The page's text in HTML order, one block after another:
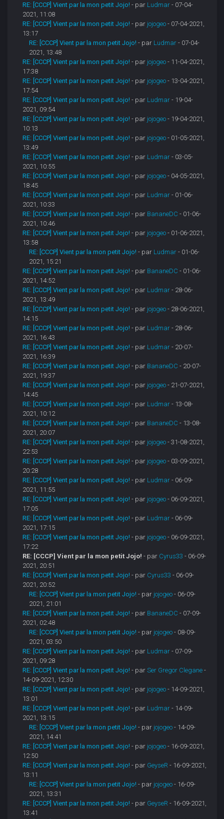
RE: [CCCP] Vient par la mon petit Jojo! - par Ludmar - 07-04-
2021, 11:08
RE: [CCCP] Vient par la mon petit Jojo! - par jojogeo - 07-04-2021,
13:17
RE: [CCCP] Vient par la mon petit Jojo! - par Ludmar - 07-04-
2021, 13:48
RE: [CCCP] Vient par la mon petit Jojo! - par jojogeo - 11-04-2021,
17:38
RE: [CCCP] Vient par la mon petit Jojo! - par jojogeo - 13-04-2021,
17:54
RE: [CCCP] Vient par la mon petit Jojo! - par Ludmar - 19-04-
2021, 09:54
RE: [CCCP] Vient par la mon petit Jojo! - par jojogeo - 19-04-2021,
10:13
RE: [CCCP] Vient par la mon petit Jojo! - par jojogeo - 01-05-2021,
13:49
RE: [CCCP] Vient par la mon petit Jojo! - par Ludmar - 03-05-
2021, 10:55
RE: [CCCP] Vient par la mon petit Jojo! - par jojogeo - 04-05-2021,
18:45
RE: [CCCP] Vient par la mon petit Jojo! - par Ludmar - 01-06-
2021, 10:33
RE: [CCCP] Vient par la mon petit Jojo! - par BananeDC - 01-06-
2021, 10:46
RE: [CCCP] Vient par la mon petit Jojo! - par jojogeo - 01-06-2021,
13:58
RE: [CCCP] Vient par la mon petit Jojo! - par Ludmar - 01-06-
2021, 15:21
RE: [CCCP] Vient par la mon petit Jojo! - par BananeDC - 01-06-
2021, 14:52
RE: [CCCP] Vient par la mon petit Jojo! - par Ludmar - 28-06-
2021, 13:49
RE: [CCCP] Vient par la mon petit Jojo! - par jojogeo - 28-06-2021,
14:15
RE: [CCCP] Vient par la mon petit Jojo! - par Ludmar - 28-06-
2021, 16:43
RE: [CCCP] Vient par la mon petit Jojo! - par Ludmar - 20-07-
2021, 16:39
RE: [CCCP] Vient par la mon petit Jojo! - par BananeDC - 20-07-
2021, 19:37
RE: [CCCP] Vient par la mon petit Jojo! - par jojogeo - 21-07-2021,
14:45
RE: [CCCP] Vient par la mon petit Jojo! - par Ludmar - 13-08-
2021, 10:12
RE: [CCCP] Vient par la mon petit Jojo! - par BananeDC - 13-08-
2021, 20:07
RE: [CCCP] Vient par la mon petit Jojo! - par jojogeo - 31-08-2021,
22:53
RE: [CCCP] Vient par la mon petit Jojo! - par jojogeo - 03-09-2021,
20:28
RE: [CCCP] Vient par la mon petit Jojo! - par Ludmar - 06-09-
2021, 11:55
RE: [CCCP] Vient par la mon petit Jojo! - par jojogeo - 06-09-2021,
17:05
RE: [CCCP] Vient par la mon petit Jojo! - par Ludmar - 06-09-
2021, 17:15
RE: [CCCP] Vient par la mon petit Jojo! - par jojogeo - 06-09-2021,
17:22
RE: [CCCP] Vient par la mon petit Jojo! - par Cyrus33 - 06-09-
2021, 20:51
RE: [CCCP] Vient par la mon petit Jojo! - par Cyrus33 - 06-09-
2021, 20:52
RE: [CCCP] Vient par la mon petit Jojo! - par jojogeo - 06-09-
2021, 21:01
RE: [CCCP] Vient par la mon petit Jojo! - par BananeDC - 07-09-
2021, 02:48
RE: [CCCP] Vient par la mon petit Jojo! - par jojogeo - 08-09-
2021, 03:50
RE: [CCCP] Vient par la mon petit Jojo! - par Ludmar - 07-09-
2021, 09:28
RE: [CCCP] Vient par la mon petit Jojo! - parSer Gregor Clegane -
14-09-2021, 12:30
RE: [CCCP] Vient par la mon petit Jojo! - par jojogeo - 14-09-2021,
13:01
RE: [CCCP] Vient par la mon petit Jojo! - par Ludmar - 14-09-
2021, 13:15
RE: [CCCP] Vient par la mon petit Jojo! - par jojogeo - 14-09-
2021, 14:41
RE: [CCCP] Vient par la mon petit Jojo! - par jojogeo - 16-09-2021,
12:50
RE: [CCCP] Vient par la mon petit Jojo! - par GeyseR - 16-09-2021,
13:11
RE: [CCCP] Vient par la mon petit Jojo! - par jojogeo - 16-09-
2021, 13:31
RE: [CCCP] Vient par la mon petit Jojo! - par GeyseR - 16-09-2021,
13:41